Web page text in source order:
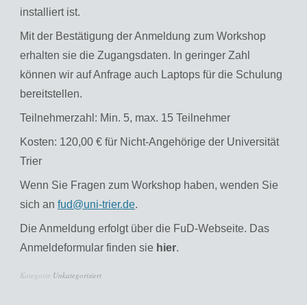
installiert ist.
Mit der Bestätigung der Anmeldung zum Workshop
erhalten sie die Zugangsdaten. In geringer Zahl
können wir auf Anfrage auch Laptops für die Schulung
bereitstellen.
Teilnehmerzahl: Min. 5, max. 15 Teilnehmer
Kosten: 120,00 € für Nicht-Angehörige der Universität
Trier
Wenn Sie Fragen zum Workshop haben, wenden Sie
sich an fud@uni-trier.de.
Die Anmeldung erfolgt über die FuD-Webseite. Das
Anmeldeformular finden sie hier.
Kategorie Unkategorisiert